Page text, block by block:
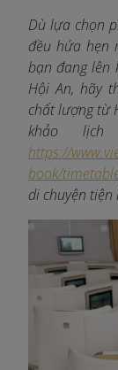
Dù lựa chọn
đều hứa hẹn
bạn đang lên
Hội An, hãy
chất lượng từ
khảo
https://
book/
di chuyện tiện